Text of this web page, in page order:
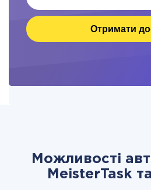
Отримати
Можливості
MeisterTask